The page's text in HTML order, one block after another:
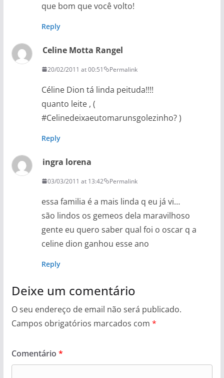
que bom que você volto!
Reply
Celine Motta Rangel
20/02/2011 at 00:51 Permalink
Céline Dion tá linda peituda!!!!
quanto leite , (
#Celinedeixaeutomarunsgolezinho? )
Reply
ingra lorena
03/03/2011 at 13:42 Permalink
essa familia é a mais linda q eu já vi…
são lindos os gemeos dela maravilhoso
gente eu quero saber qual foi o oscar q a
celine dion ganhou esse ano
Reply
Deixe um comentário
O seu endereço de email não será publicado.
Campos obrigatórios marcados com *
Comentário *